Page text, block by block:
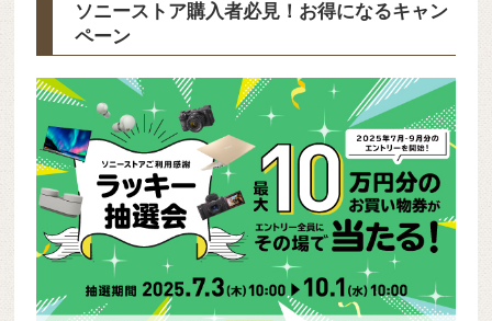
ソニーストア購入者必見！お得になるキャン
ペーン